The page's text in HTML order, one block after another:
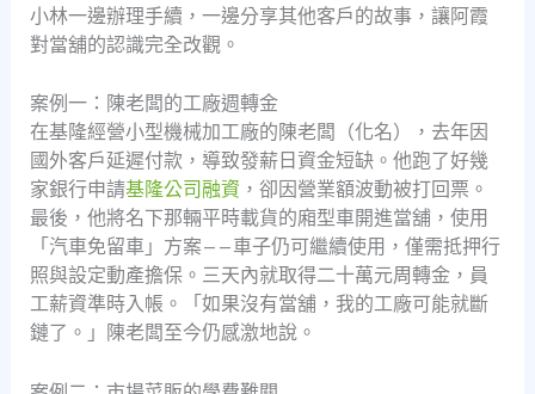
小林一邊辦理手續，一邊分享其他客戶的故事，讓阿霞
對當舖的認識完全改觀。
案例一：陳老闆的工廠週轉金
在基隆經營小型機械加工廠的陳老闆（化名），去年因
國外客戶延遲付款，導致發薪日資金短缺。他跑了好幾
家銀行申請基隆公司融資 ，卻因營業額波動被打回票。
最後，他將名下那輛平時載貨的廂型車開進當舖，使用
「汽車免留車」方案——車子仍可繼續使用，僅需抵押行
照與設定動產擔保。三天內就取得二十萬元周轉金，員
工薪資準時入帳。「如果沒有當舖，我的工廠可能就斷
鏈了。」陳老闆至今仍感激地說。